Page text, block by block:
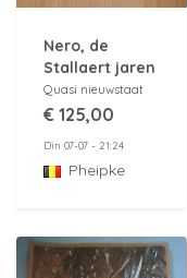
Nero, de
Stallaert jaren
1 - HC - Eerste
druk 2018
Quasi nieuwstaat
€ 125,00
Din 07-07 - 21:24
Pheipke